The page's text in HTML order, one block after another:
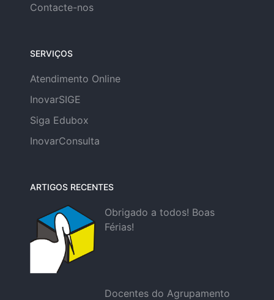
Contacte-nos
SERVIÇOS
Atendimento Online
InovarSIGE
Siga Edubox
InovarConsulta
ARTIGOS RECENTES
Obrigado a todos! Boas
Férias!
Docentes do Agrupamento